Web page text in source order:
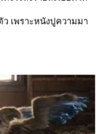
เพราะหนังปูความมา